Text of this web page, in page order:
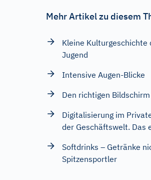
Mehr Artikel zu diesem
Kleine Kulturgeschichte
Jugend
Intensive Augen-Blicke
Den richtigen
Digitalisierung im
der Geschäftswelt. Das
Softdrinks – Getränke
Spitzensportler